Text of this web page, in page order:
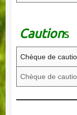
Cautions
Chèque de
Chèque de